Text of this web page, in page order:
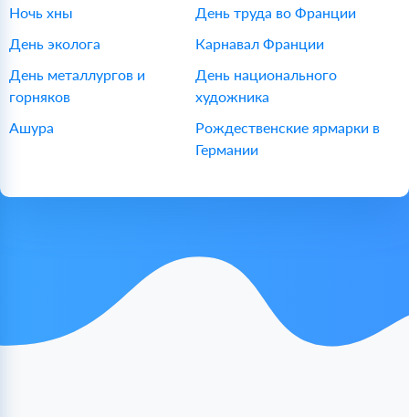
Ночь хны
День труда во Франции
День эколога
Карнавал Франции
День металлургов и
горняков
День национального
художника
Ашура
Рождественские ярмарки в
Германии